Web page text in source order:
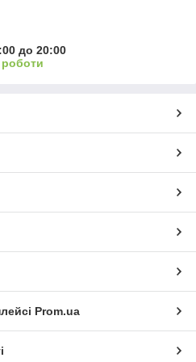
по любым
товары можно в шоу-руме
безналом с НДС,
для отдыха на природе!
до 20:00
роботи
Prom.ua